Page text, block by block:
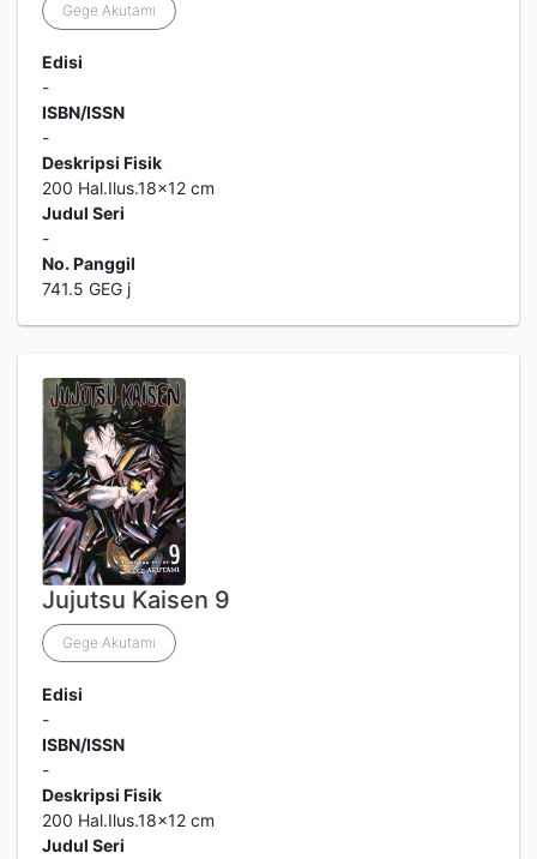
Gege Akutami
Edisi
-
ISBN/ISSN
-
Deskripsi Fisik
200 Hal.Ilus.18x12 cm
Judul Seri
-
No. Panggil
741.5 GEG j
Jujutsu Kaisen 9
Gege Akutami
Edisi
-
ISBN/ISSN
-
Deskripsi Fisik
200 Hal.Ilus.18x12 cm
Judul Seri